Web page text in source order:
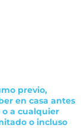
previo,
en casa antes
o a cualquier
o incluso